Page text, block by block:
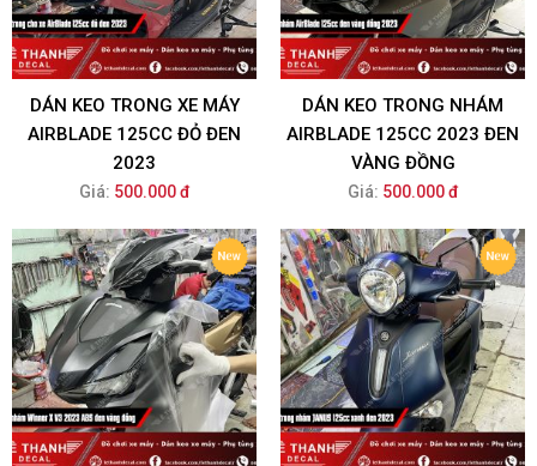
DÁN KEO TRONG XE MÁY
AIRBLADE 125CC ĐỎ ĐEN
2023
Giá: 500.000 đ
DÁN KEO TRONG NHÁM
AIRBLADE 125CC 2023 ĐEN
VÀNG ĐỒNG
Giá: 500.000 đ